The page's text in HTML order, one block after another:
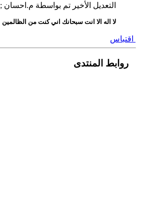
التعديل الأخير تم بواسطة م.احسان ; 01-01-2011 الساعة
لا اله الا انت سبحانك اني كنت من الظالمين
اقتباس
روابط المنتدى